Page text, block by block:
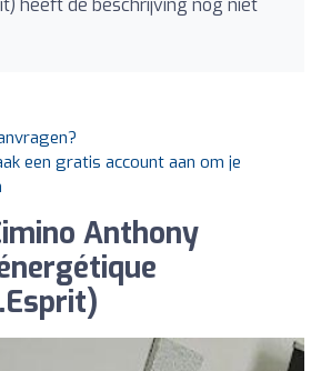
heeft de beschrijving nog niet
een gratis account aan om je
Anthony